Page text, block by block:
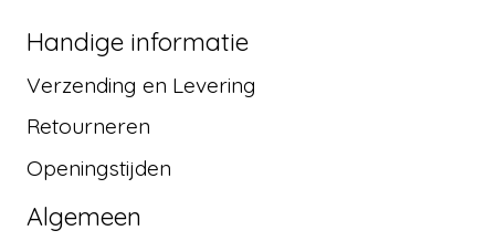
Handige informatie
Verzending en Levering
Retourneren
Openingstijden
Algemeen